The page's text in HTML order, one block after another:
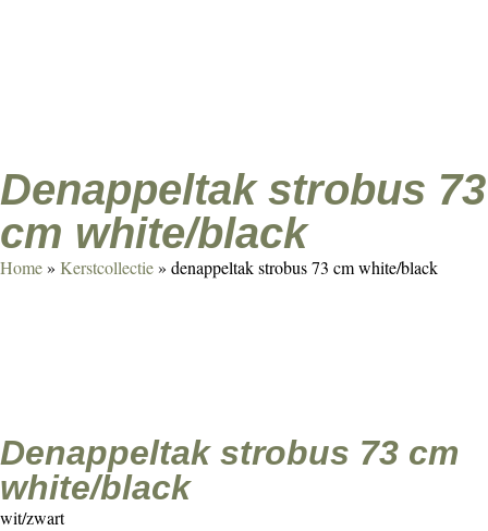
denappeltak strobus 73
cm white/black
Home» Kerstcollectie» denappeltak strobus 73 cm white/black
denappeltak strobus 73 cm
white/black
wit/zwart